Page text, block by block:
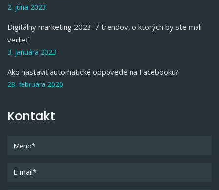
2. júna 2023
Digitálny marketing 2023: 7 trendov, o ktorých by ste mali
vedieť
3. januára 2023
Ako nastaviť automatické odpovede na Facebooku?
28. februára 2020
Kontakt